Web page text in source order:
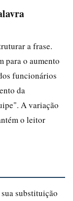
a frase.
para o aumento
funcionários
da
A variação
o leitor
substituição